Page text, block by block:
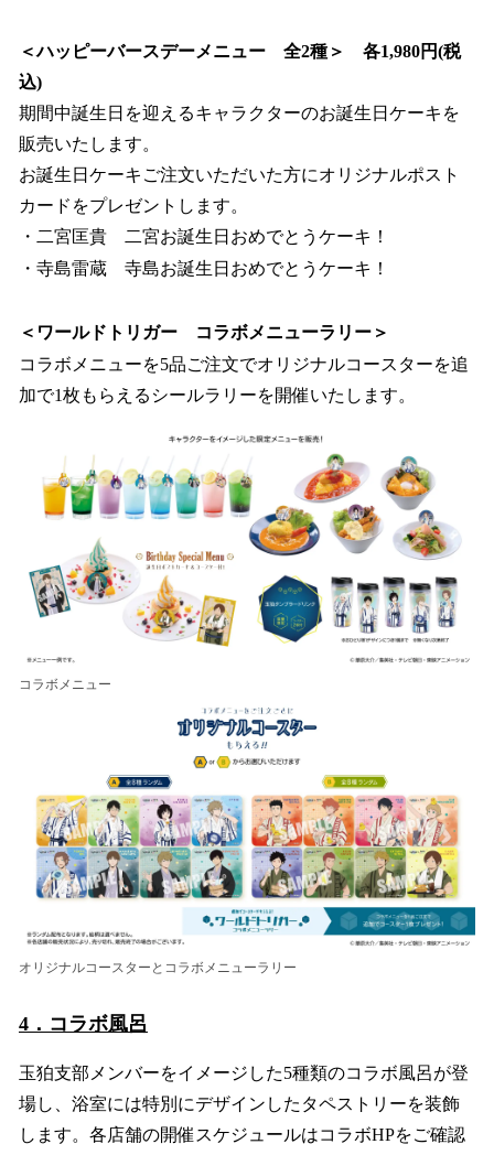
＜ハッピーバースデーメニュー 全2種＞ 各1,980円(税
込)
期間中誕生日を迎えるキャラクターのお誕生日ケーキを
販売いたします。
お誕生日ケーキご注文いただいた方にオリジナルポスト
カードをプレゼントします。
・二宮匡貴 二宮お誕生日おめでとうケーキ！
・寺島雷蔵 寺島お誕生日おめでとうケーキ！
＜ワールドトリガー コラボメニューラリー＞
コラボメニューを5品ご注文でオリジナルコースターを追
加で1枚もらえるシールラリーを開催いたします。
コラボメニュー
オリジナルコースターとコラボメニューラリー
4．コラボ風呂
玉狛支部メンバーをイメージした5種類のコラボ風呂が登
場し、浴室には特別にデザインしたタペストリーを装飾
します。各店舗の開催スケジュールはコラボHPをご確認